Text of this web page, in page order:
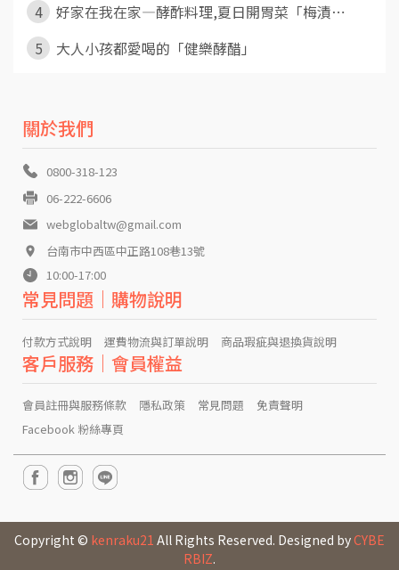
4
好家在我在家—酵酢料理,夏日開胃菜「梅漬⋯
5
大人小孩都愛喝的「健樂酵醋」
關於我們
0800-318-123
06-222-6606
webglobaltw@gmail.com
台南市中西區中正路108巷13號
10:00-17:00
常見問題｜購物說明
付款方式說明 運費物流與訂單說明 商品瑕疵與退換貨說明
客戶服務｜會員權益
會員註冊與服務條款 隱私政策 常見問題
免責聲明
Facebook 粉絲專頁
Copyright © kenraku21 All Rights Reserved. Designed byCYBE
RBIZ.